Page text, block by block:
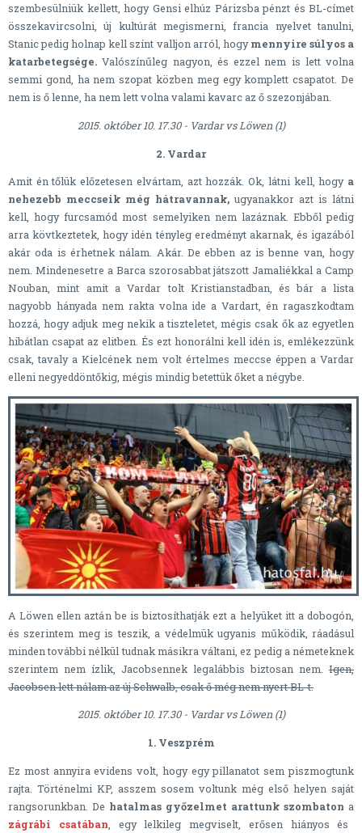
szembesülniük kellett, hogy Gensi elhúz Párizsba pénzt és BL-címet
összekavircsolni, új kultúrát megismerni, francia nyelvet tanulni,
Stanic pedig holnap kell színt valljon arról, hogymennyire súlyos a
katarbetegsége.Valószínűleg nagyon, és ezzel nem is lett volna
semmi gond, ha nem szopat közben meg egy komplett csapatot. De
nem is ő lenne, ha nem lett volna valami kavarc az ő szezonjában.
2015. október 10. 17.30 - Vardar vs Löwen (1)
2. Vardar
Amit én tőlük előzetesen elvártam, azt hozzák. Ok, látni kell, hogy a
nehezebb meccseik még hátravannak, ugyanakkor azt is látni
kell, hogy furcsamód most semelyiken nem lazáznak. Ebből pedig
arra kövtkeztetek, hogy idén tényleg eredményt akarnak, és igazából
akár oda is érhetnek nálam. Akár. De ebben az is benne van, hogy
nem. Mindenesetre a Barca szorosabbat játszott Jamaliékkal a Camp
Nouban, mint amit a Vardar tolt Kristianstadban, és bár a lista
nagyobb hányada nem rakta volna ide a Vardart, én ragaszkodtam
hozzá, hogy adjuk meg nekik a tiszteletet, mégis csak ők az egyetlen
hibátlan csapat az elitben. És ezt honorálni kell idén is, emlékezzünk
csak, tavaly a Kielcének nem volt értelmes meccse éppen a Vardar
elleni negyeddöntőkig, mégis mindig betettük őket a négybe.
A Löwen ellen aztán be is biztosíthatják ezt a helyüket itt a dobogón,
és szerintem meg is teszik, a védelmük ugyanis működik, ráadásul
minden további nélkül tudnak másikra váltani, ez pedig a németeknek
szerintem nem ízlik, Jacobsennek legalábbis biztosan nem. Igen,
Jacobsen lett nálam az új Schwalb, csak ő még nem nyert BL-t.
2015. október 10. 17.30 - Vardar vs Löwen (1)
1. Veszprém
Ez most annyira evidens volt, hogy egy pillanatot sem piszmogtunk
rajta. Történelmi KP, asszem sosem voltunk még első helyen saját
rangsorunkban. De hatalmas győzelmet arattunk szombaton a
zágrábi csatában , egy lelkileg megviselt, erősen hiányos és